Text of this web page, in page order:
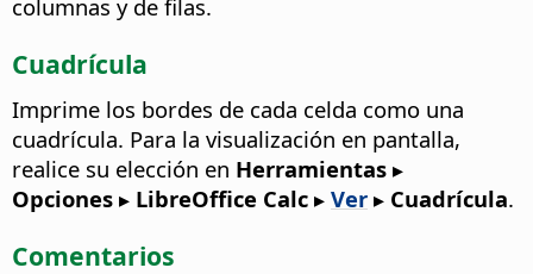
columnas y de filas.
Cuadrícula
Imprime los bordes de cada celda como una
cuadrícula. Para la visualización en pantalla,
realice su elección en Herramientas ▸
Opciones ▸ LibreOffice Calc ▸ Ver ▸ Cuadrícula.
Comentarios